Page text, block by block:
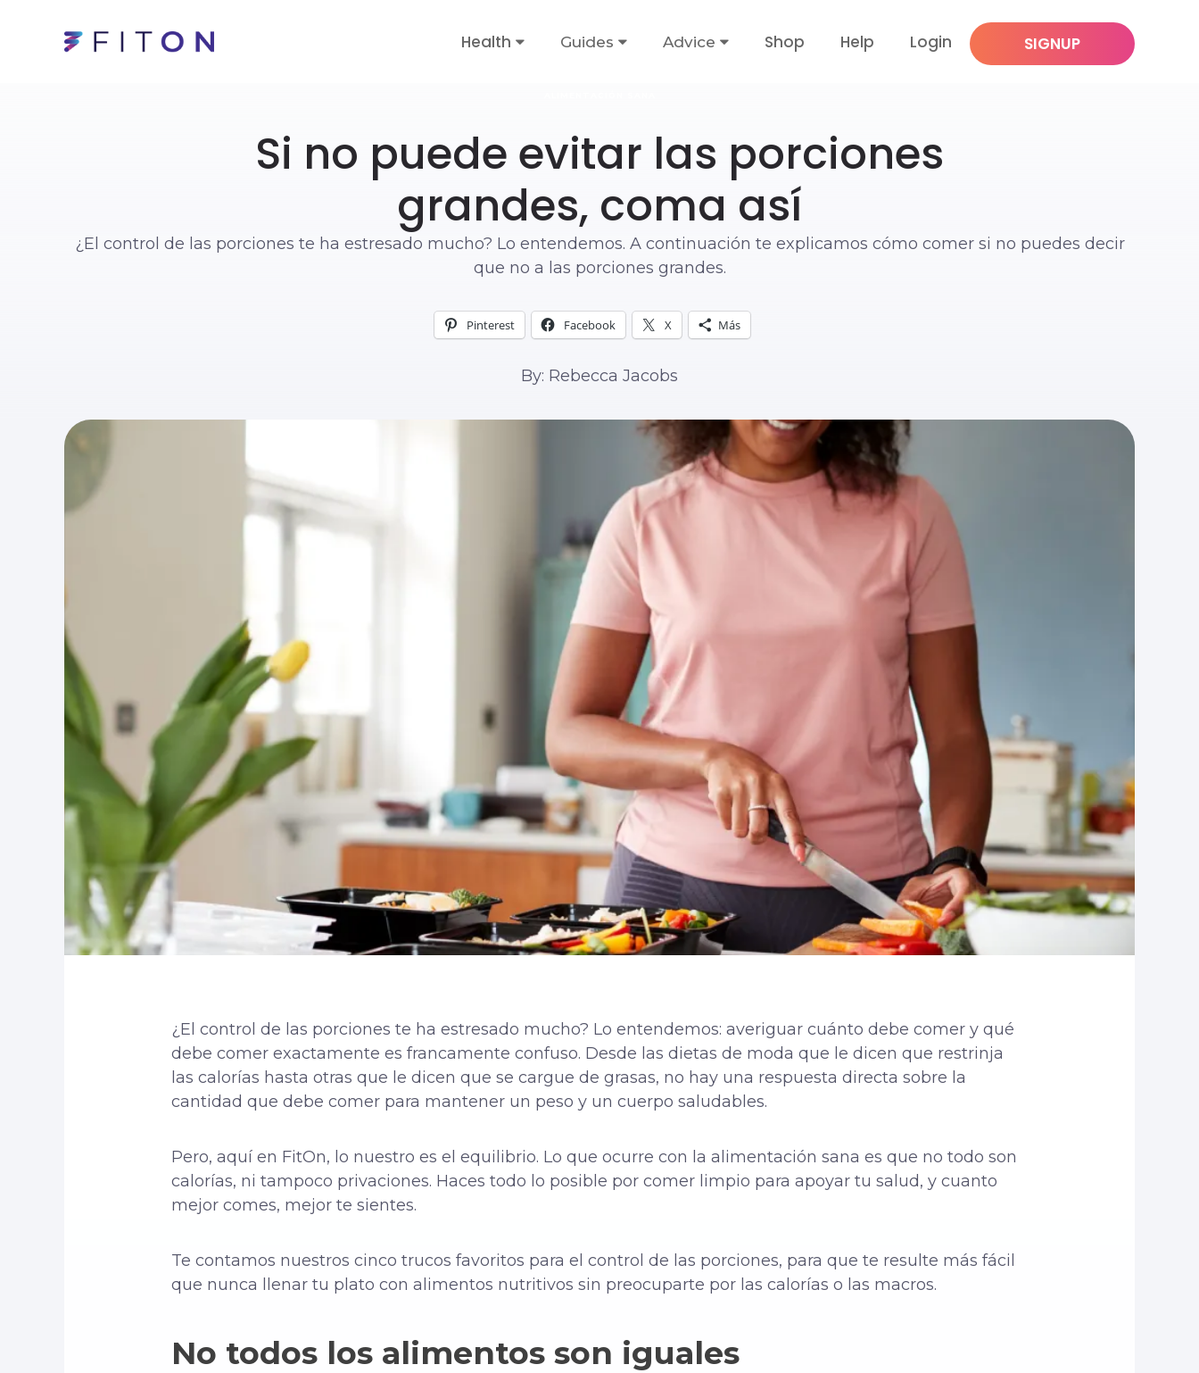
Health Guides Advice Shop Help Login SIGNUP
Si no puede evitar las porciones
grandes, coma así
¿El control de las porciones te ha estresado mucho? Lo entendemos. A continuación te explicamos cómo comer si no puedes decir
que no a las porciones grandes.
Pinterest Facebook X Más
By: Rebecca Jacobs
¿El control de las porciones te ha estresado mucho? Lo entendemos: averiguar cuánto debe comer y qué
debe comer exactamente es francamente confuso. Desde las dietas de moda que le dicen que restrinja
las calorías hasta otras que le dicen que se cargue de grasas, no hay una respuesta directa sobre la
cantidad que debe comer para mantener un peso y un cuerpo saludables.
Pero, aquí en FitOn, lo nuestro es el equilibrio. Lo que ocurre con la alimentación sana es que no todo son
calorías, ni tampoco privaciones. Haces todo lo posible por comer limpio para apoyar tu salud, y cuanto
mejor comes, mejor te sientes.
Te contamos nuestros cinco trucos favoritos para el control de las porciones, para que te resulte más fácil
que nunca llenar tu plato con alimentos nutritivos sin preocuparte por las calorías o las macros.
No todos los alimentos son iguales